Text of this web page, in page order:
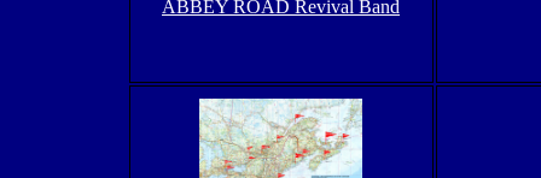
ABBEY ROAD Revival Band